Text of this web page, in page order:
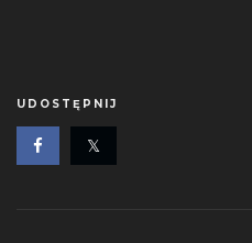
UDOSTĘPNIJ